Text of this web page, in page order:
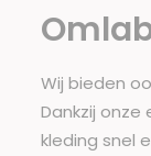
Wij bieden
Dankzij onze
kleding snel